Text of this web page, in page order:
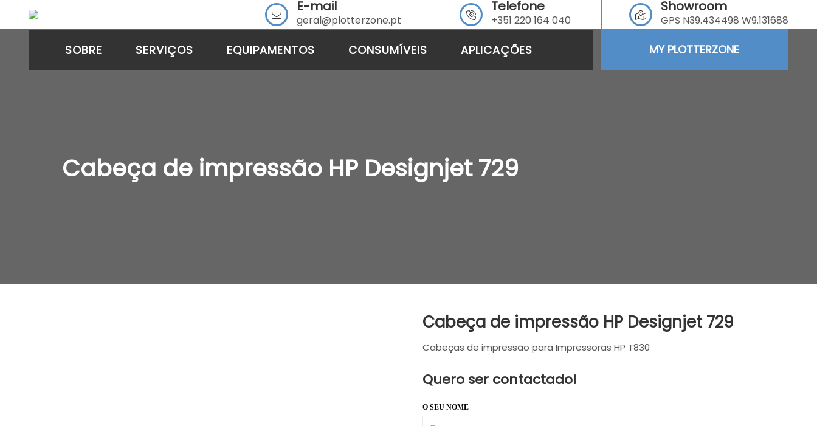
E-mail
geral@plotterzone.pt
Telefone
+351 220 164 040
Showroom
GPS N39.434498 W9.131688
SOBRE SERVIÇOS EQUIPAMENTOS CONSUMÍVEIS APLICAÇÕES MY PLOTTERZONE
Cabeça de impressão HP Designjet 729
Cabeça de impressão HP Designjet 729
Cabeças de impressão para Impressoras HP T830
Quero ser contactado!
O SEU NOME